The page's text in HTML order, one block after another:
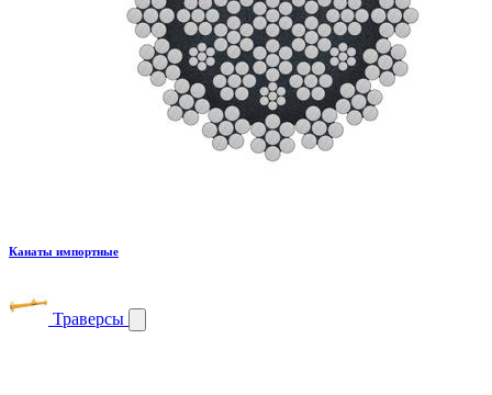
Канаты импортные
Траверсы